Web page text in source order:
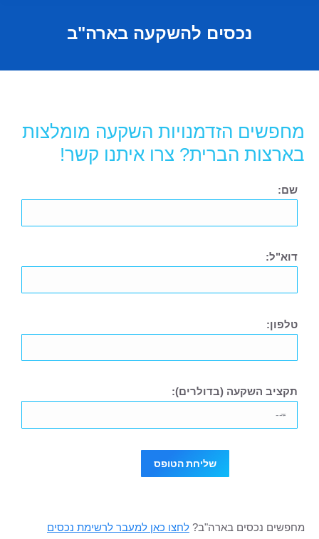
נכסים להשקעה בארה"ב
מחפשים הזדמנויות השקעה מומלצות
בארצות הברית? צרו איתנו קשר!
שם:
דוא"ל:
טלפון:
תקציב השקעה (בדולרים):
מחפשים נכסים בארה"ב? לחצו כאן למעבר לרשימת נכסים